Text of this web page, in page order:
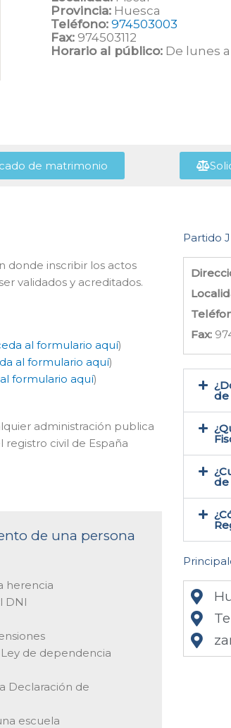
Provincia: Huesca
Teléfono: 974503003
Fax: 974503112
Horario al público: De lunes
de matrimonio
donde inscribir los actos
validados y acreditados.
al formulario aquí)
al formulario aquí)
formulario aquí)
administración publica
civil de España
de una persona
herencia
DNI
de dependencia
Declaración de
escuela
Partido
Fax:
de
de